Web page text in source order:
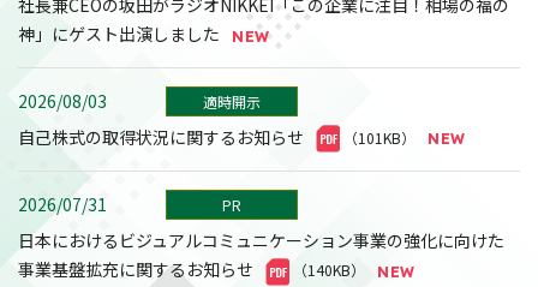
神」にゲスト出演しました
2026/08/03 適時開示
自己株式の取得状況に関するお知らせ （101KB）
2026/07/31 PR
日本におけるビジュアルコミュニケーション事業の強化に向けた
事業基盤拡充に関するお知らせ
（140KB）